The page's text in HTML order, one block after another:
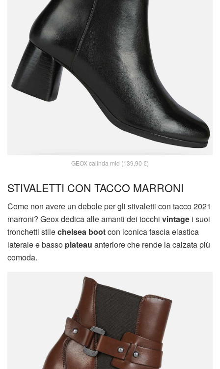
GEOX calinda mid (139,90 €)
STIVALETTI CON TACCO MARRONI
Come non avere un debole per gli stivaletti con tacco 2021
marroni? Geox dedica alle amanti dei tocchi vintage i suoi
tronchetti stilechelsea bootcon iconica fascia elastica
laterale e basso plateau anteriore che rende la calzata più
comoda.